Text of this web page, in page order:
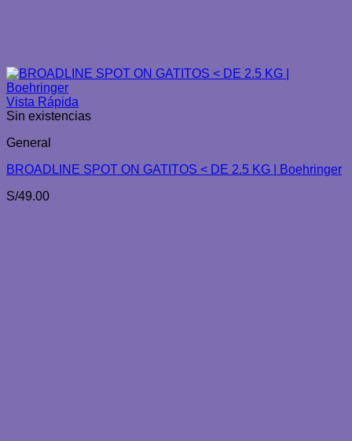
Vista Rápida
Sin existencias
General
BROADLINE SPOT ON GATITOS < DE 2.5 KG | Boehringer
S/49.00